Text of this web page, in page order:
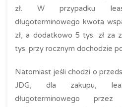
zł. W przypadku
długoterminowego kwota
zł, a dodatkowo 5 tys. zł za
tys. przy rocznym dochodzie
Natomiast jeśli chodzi o
JDG, dla zakupu,
długoterminowego